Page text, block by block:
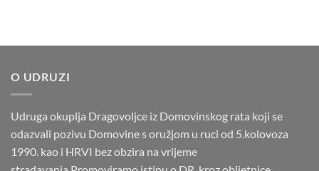
O UDRUZI
Udruga okuplja Dragovoljce iz Domovinskog rata koji se
odazvali pozivu Domovine s oružjom u ruci od 5.kolovoza
1990. kao i HRVI bez obzira na vrijeme